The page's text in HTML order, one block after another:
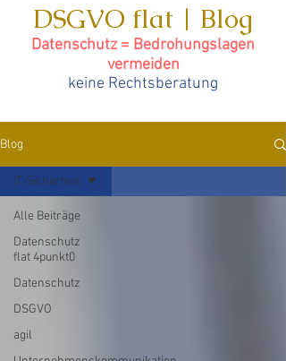
DSGVO flat | Blog
Datenschutz = Bedrohungslagen
vermeiden
keine Rechtsberatung
Blog
Alle Beiträge
Datenschutz
flat 4punkt0
Datenschutz
DSGVO
agil
IT-Sicherheit